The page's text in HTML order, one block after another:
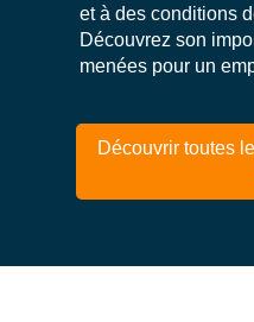
et à des conditions
Découvrez son
menées pour un
Découvrir toutes